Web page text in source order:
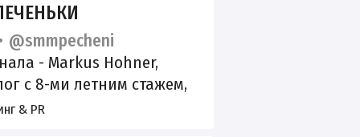
@smmpecheni
- Markus Hohner,
с 8-ми летним стажем,
Digital-агентства. Делюсь
& PR